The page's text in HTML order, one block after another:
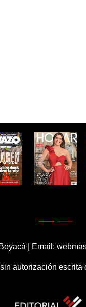
| Email:
autorización